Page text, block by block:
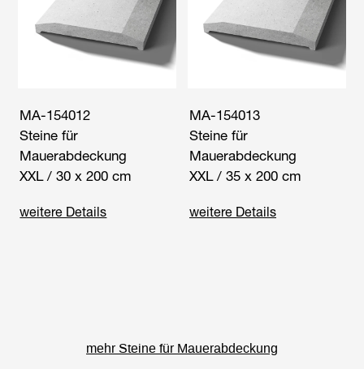
MA-154012
Steine für
Mauerabdeckung
XXL / 30 x 200 cm
weitere Details
MA-154013
Steine für
Mauerabdeckung
XXL / 35 x 200 cm
weitere Details
mehr Steine für Mauerabdeckung